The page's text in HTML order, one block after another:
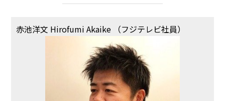
赤池洋文 Hirofumi Akaike （フジテレビ社員）